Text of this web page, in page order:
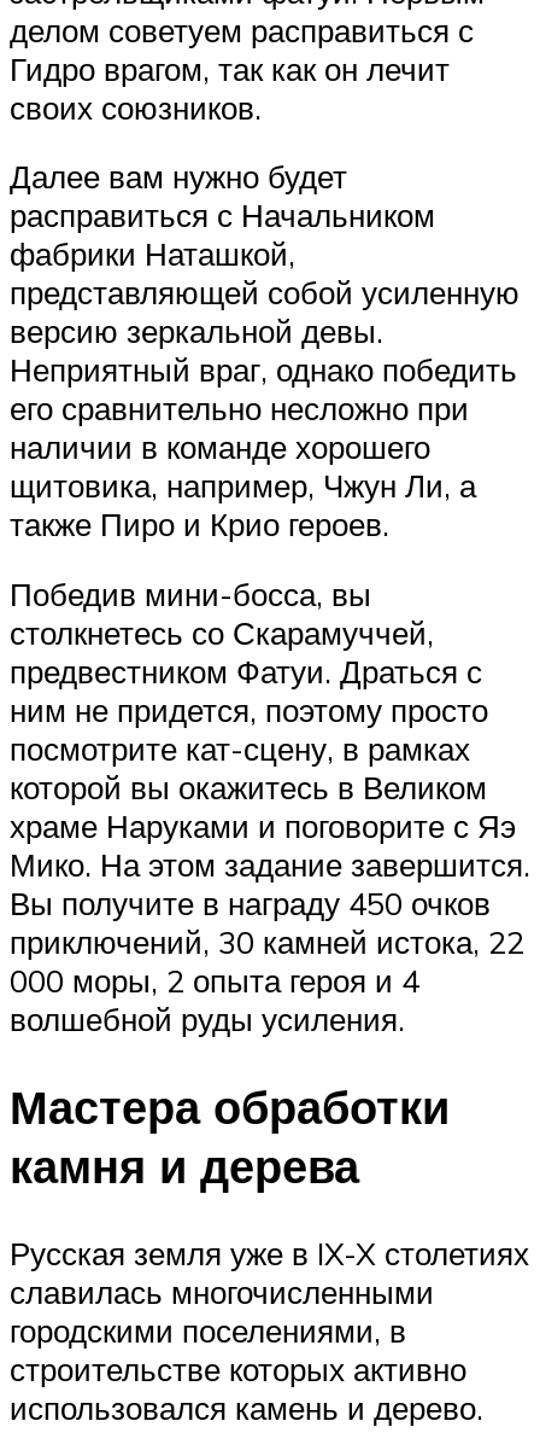
делом советуем расправиться с
Гидро врагом, так как он лечит
своих союзников.
Далее вам нужно будет
расправиться с Начальником
фабрики Наташкой,
представляющей собой усиленную
версию зеркальной девы.
Неприятный враг, однако победить
его сравнительно несложно при
наличии в команде хорошего
щитовика, например, Чжун Ли, а
также Пиро и Крио героев.
Победив мини-босса, вы
столкнетесь со Скарамуччей,
предвестником Фатуи. Драться с
ним не придется, поэтому просто
посмотрите кат-сцену, в рамках
которой вы окажитесь в Великом
храме Наруками и поговорите с Яэ
Мико. На этом задание завершится.
Вы получите в награду 450 очков
приключений, 30 камней истока, 22
000 моры, 2 опыта героя и 4
волшебной руды усиления.
Мастера обработки
камня и дерева
Русская земля уже в IX-X столетиях
славилась многочисленными
городскими поселениями, в
строительстве которых активно
использовался камень и дерево.